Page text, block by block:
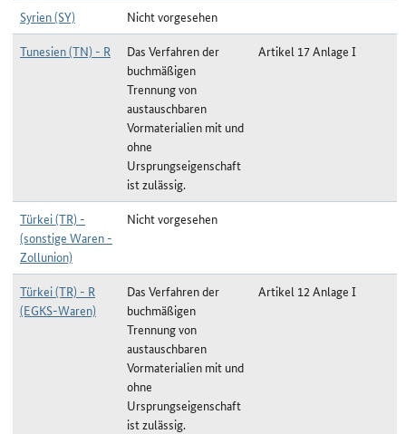
Syrien (SY)
Nicht vorgesehen
Tunesien (TN) - R
Das Verfahren der
buchmäßigen
Trennung von
austauschbaren
Vormaterialien mit und
ohne
Ursprungseigenschaft
ist zulässig.
Artikel 17 Anlage I
Türkei (TR) -
(sonstige Waren -
Zollunion)
Nicht vorgesehen
Türkei (TR) - R
(EGKS-Waren)
Das Verfahren der
buchmäßigen
Trennung von
austauschbaren
Vormaterialien mit und
ohne
Ursprungseigenschaft
ist zulässig.
Artikel 12 Anlage I